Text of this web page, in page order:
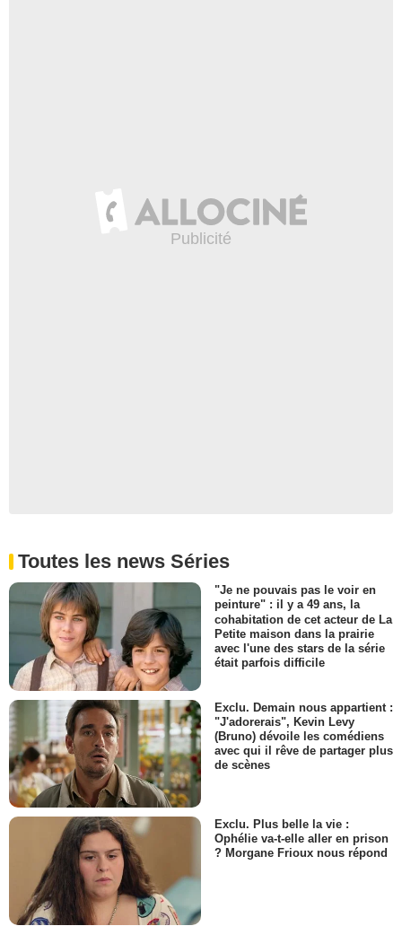
Toutes les news Séries
"Je ne pouvais pas le voir en
peinture" : il y a 49 ans, la
cohabitation de cet acteur de La
Petite maison dans la prairie
avec l'une des stars de la série
était parfois difficile
Exclu. Demain nous appartient :
"J'adorerais", Kevin Levy
(Bruno) dévoile les comédiens
avec qui il rêve de partager plus
de scènes
Exclu. Plus belle la vie :
Ophélie va-t-elle aller en prison
? Morgane Frioux nous répond